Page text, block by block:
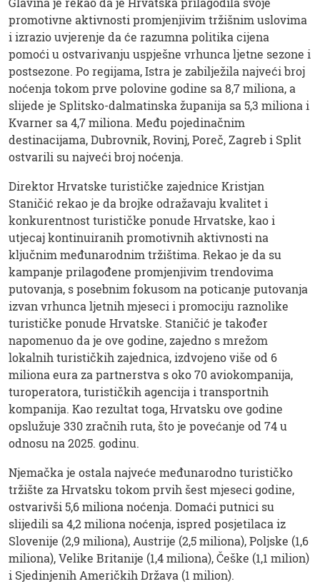
promotivne aktivnosti promjenjivim tržišnim uslovima
i izrazio uvjerenje da će razumna politika cijena
pomoći u ostvarivanju uspješne vrhunca ljetne sezone i
postsezone. Po regijama, Istra je zabilježila najveći broj
noćenja tokom prve polovine godine sa 8,7 miliona, a
slijede je Splitsko-dalmatinska županija sa 5,3 miliona i
Kvarner sa 4,7 miliona. Među pojedinačnim
destinacijama, Dubrovnik, Rovinj, Poreč, Zagreb i Split
ostvarili su najveći broj noćenja.
Direktor Hrvatske turističke zajednice Kristjan
Staničić rekao je da brojke odražavaju kvalitet i
konkurentnost turističke ponude Hrvatske, kao i
utjecaj kontinuiranih promotivnih aktivnosti na
ključnim međunarodnim tržištima. Rekao je da su
kampanje prilagođene promjenjivim trendovima
putovanja, s posebnim fokusom na poticanje putovanja
izvan vrhunca ljetnih mjeseci i promociju raznolike
turističke ponude Hrvatske. Staničić je također
napomenuo da je ove godine, zajedno s mrežom
lokalnih turističkih zajednica, izdvojeno više od 6
miliona eura za partnerstva s oko 70 aviokompanija,
turoperatora, turističkih agencija i transportnih
kompanija. Kao rezultat toga, Hrvatsku ove godine
opslužuje 330 zračnih ruta, što je povećanje od 74 u
odnosu na 2025. godinu.
Njemačka je ostala najveće međunarodno turističko
tržište za Hrvatsku tokom prvih šest mjeseci godine,
ostvarivši 5,6 miliona noćenja. Domaći putnici su
slijedili sa 4,2 miliona noćenja, ispred posjetilaca iz
Slovenije (2,9 miliona), Austrije (2,5 miliona), Poljske (1,6
miliona), Velike Britanije (1,4 miliona), Češke (1,1 milion)
i Sjedinjenih Američkih Država (1 milion).